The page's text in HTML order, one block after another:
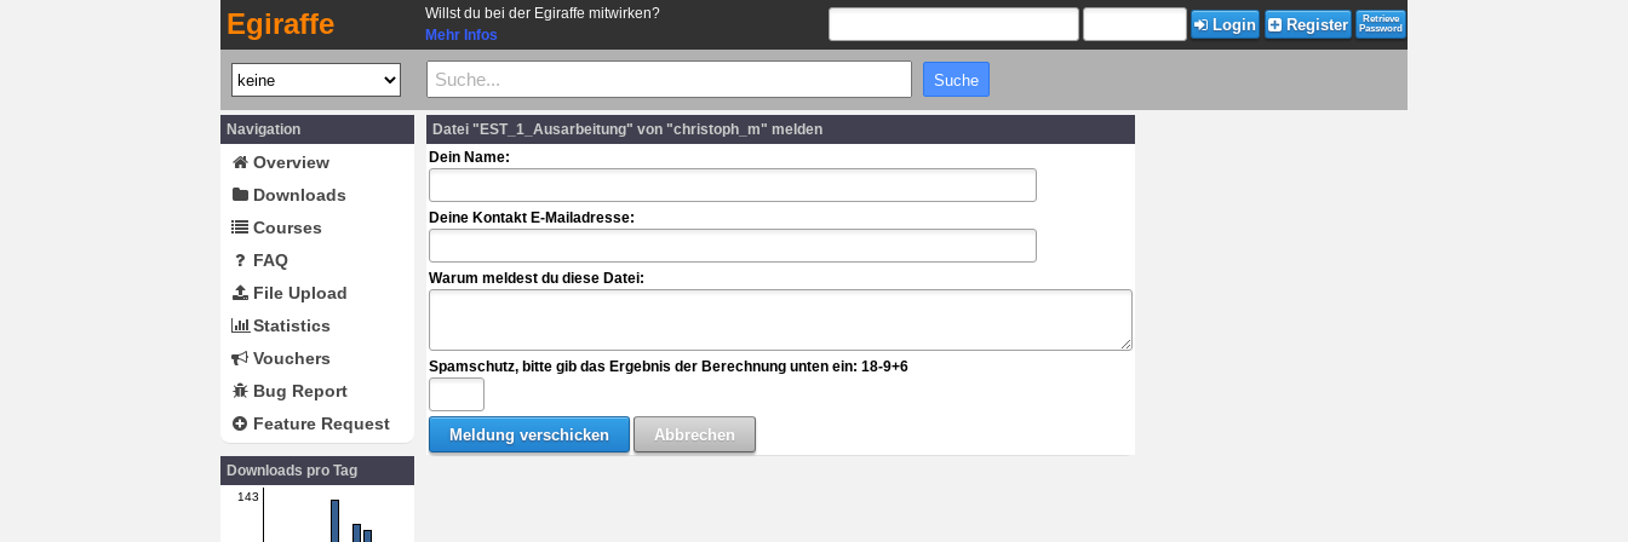
Egiraffe
Willst du bei der Egiraffe mitwirken?
Mehr Infos
Login Register
Retrieve
Password
Navigation
Overview
Downloads
Courses
FAQ
File Upload
Statistics
Vouchers
Bug Report
Feature Request
Downloads pro Tag
143
Datei "EST_1_Ausarbeitung" von "christoph_m" melden
Dein Name:
Deine Kontakt E-Mailadresse:
Warum meldest du diese Datei:
Spamschutz, bitte gib das Ergebnis der Berechnung unten ein: 18-9+6